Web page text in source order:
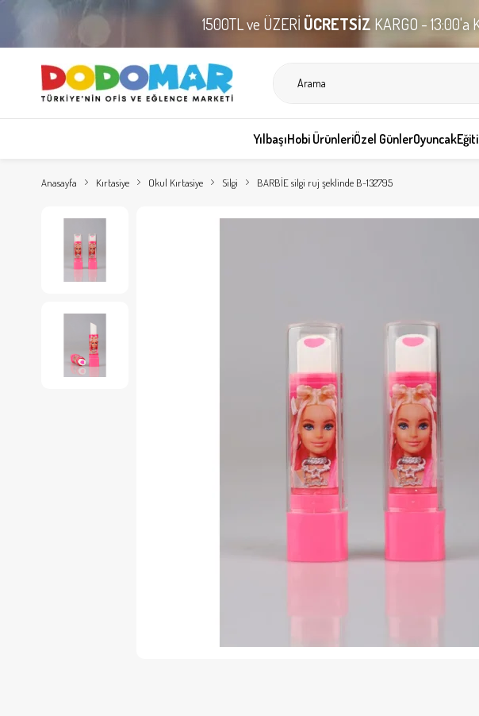
1500TL ve ÜZERİ ÜCRETSİZ KARGO - 13:00'a
YılbaşıHobi ÜrünleriÖzel GünlerOyuncak
Anasayfa Kırtasiye Okul Kırtasiye Silgi BARBİE silgi ruj şeklinde B-132795